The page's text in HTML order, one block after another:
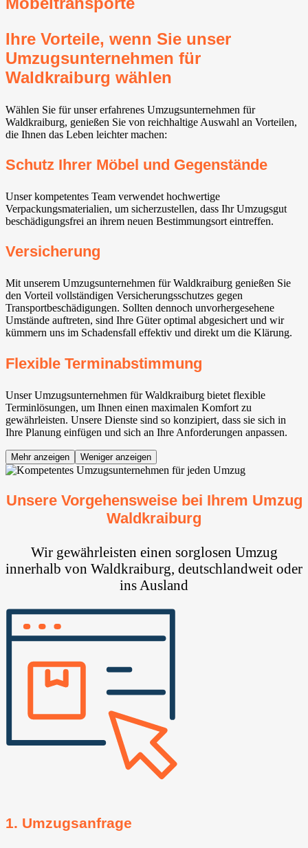
Ihre Vorteile, wenn Sie unser
Umzugsunternehmen für
Waldkraiburg wählen
Wählen Sie für unser erfahrenes Umzugsunternehmen für
Waldkraiburg, genießen Sie von reichhaltige Auswahl an Vorteilen,
die Ihnen das Leben leichter machen:
Schutz Ihrer Möbel und Gegenstände
Unser kompetentes Team verwendet hochwertige
Verpackungsmaterialien, um sicherzustellen, dass Ihr Umzugsgut
beschädigungsfrei an ihrem neuen Bestimmungsort eintreffen.
Versicherung
Mit unserem Umzugsunternehmen für Waldkraiburg genießen Sie
den Vorteil vollständigen Versicherungsschutzes gegen
Transportbeschädigungen. Sollten dennoch unvorhergesehene
Umstände auftreten, sind Ihre Güter optimal abgesichert und wir
kümmern uns im Schadensfall effektiv und direkt um die Klärung.
Flexible Terminabstimmung
Unser Umzugsunternehmen für Waldkraiburg bietet flexible
Terminlösungen, um Ihnen einen maximalen Komfort zu
gewährleisten. Unsere Dienste sind so konzipiert, dass sie sich in
Ihre Planung einfügen und sich an Ihre Anforderungen anpassen.
Mehr anzeigen Weniger anzeigen
Unsere Vorgehensweise bei Ihrem Umzug
Waldkraiburg
Wir gewährleisten einen sorglosen Umzug
innerhalb von Waldkraiburg, deutschlandweit oder
ins Ausland
1. Umzugsanfrage